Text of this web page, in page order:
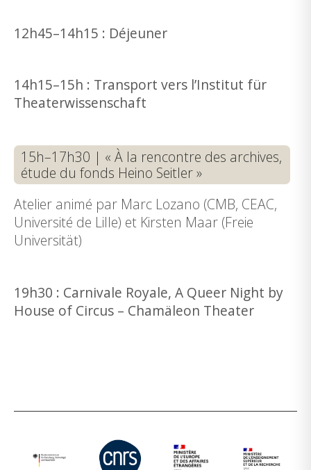
12h45–14h15 : Déjeuner
14h15–15h : Transport vers l’Institut für
Theaterwissenschaft
15h–17h30 | « À la rencontre des archives,
étude du fonds Heino Seitler »
Atelier animé par Marc Lozano (CMB, CEAC,
Université de Lille) et Kirsten Maar (Freie
Universität)
19h30 : Carnivale Royale, A Queer Night by
House of Circus – Chamäleon Theater